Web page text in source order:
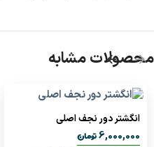
محصولات مشابه
انگشتر دور نجف اصلی
6,000,000تومان